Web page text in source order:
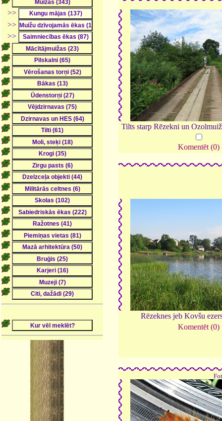
>>
>>
>>
Tilts starp Rēzekni un
Komentēt (0)
Rēzeknes jeb Kovšu
Komentēt (0)